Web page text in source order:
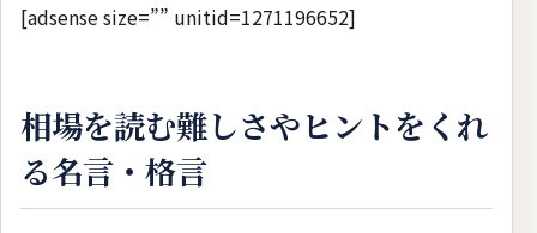
[adsense size=”” unitid=1271196652]
相場を読む難しさやヒントをくれ
る名言・格言